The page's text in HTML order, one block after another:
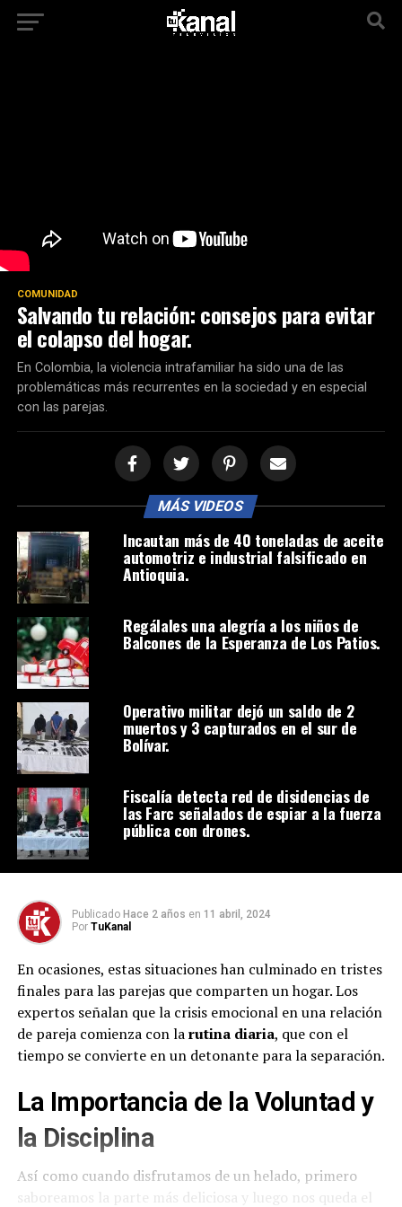
COMUNIDAD
Salvando tu relación: consejos para evitar
el colapso del hogar.
En Colombia, la violencia intrafamiliar ha sido una de las
problemáticas más recurrentes en la sociedad y en especial
con las parejas.
MÁS VIDEOS
Incautan más de 40 toneladas de aceite
automotriz e industrial falsificado en
Antioquia.
Regálales una alegría a los niños de
Balcones de la Esperanza de Los Patios.
Operativo militar dejó un saldo de 2
muertos y 3 capturados en el sur de
Bolívar.
Fiscalía detecta red de disidencias de
las Farc señalados de espiar a la fuerza
pública con drones.
Publicado Hace 2 años en 11 abril, 2024
Por TuKanal
En ocasiones, estas situaciones han culminado en tristes
finales para las parejas que comparten un hogar. Los
expertos señalan que la crisis emocional en una relación
de pareja comienza con larutina diaria, que con el
tiempo se convierte en un detonante para la separación.
La Importancia de la Voluntad y
la Disciplina
Así como cuando disfrutamos de un helado, primero
saboreamos la parte más deliciosa y luego nos queda el